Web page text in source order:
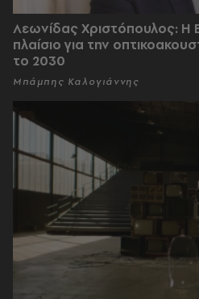
Λεωνίδας Χριστόπουλος: Η
πλαίσιο για την
το 2030
Μπάμπης Καλογιάννης